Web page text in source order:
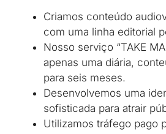
Criamos conteúdo
com uma linha editorial
Nosso serviço “TAKE
apenas uma diária,
para seis meses.
Desenvolvemos uma
sofisticada para atrair
Utilizamos tráfego pago